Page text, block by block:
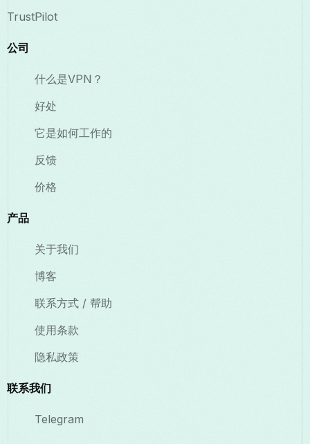
TrustPilot
公司
什么是VPN？
好处
它是如何工作的
反馈
价格
产品
关于我们
博客
联系方式 / 帮助
使用条款
隐私政策
联系我们
Telegram